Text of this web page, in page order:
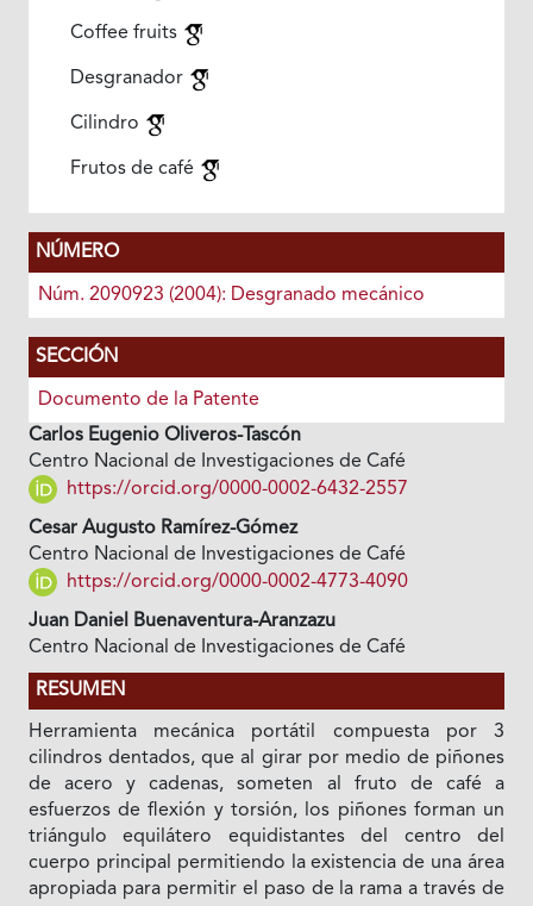
Coffee fruits
Desgranador
Cilindro
Frutos de café
NÚMERO
Núm. 2090923 (2004): Desgranado mecánico
SECCIÓN
Documento de la Patente
Carlos Eugenio Oliveros-Tascón
Centro Nacional de Investigaciones de Café
https://orcid.org/0000-0002-6432-2557
Cesar Augusto Ramírez-Gómez
Centro Nacional de Investigaciones de Café
https://orcid.org/0000-0002-4773-4090
Juan Daniel Buenaventura-Aranzazu
Centro Nacional de Investigaciones de Café
RESUMEN
Herramienta mecánica portátil compuesta por 3
cilindros dentados, que al girar por medio de piñones
de acero y cadenas, someten al fruto de café a
esfuerzos de flexión y torsión, los piñones forman un
triángulo equilátero equidistantes del centro del
cuerpo principal permitiendo la existencia de una área
apropiada para permitir el paso de la rama a través de